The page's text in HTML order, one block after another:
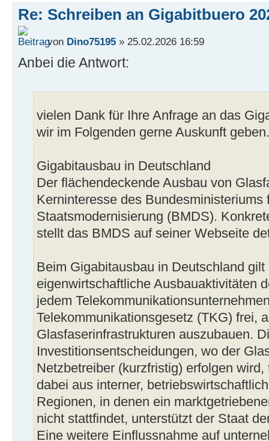
Re: Schreiben an Gigabitbuero
von Dino75195 » 25.02.2026 16:59
Anbei die Antwort:
vielen Dank für Ihre Anfrage an das
wir im Folgenden gerne Auskunft geben.
Gigabitausbau in Deutschland
Der flächendeckende Ausbau von
Kerninteresse des Bundesministeriums
Staatsmodernisierung (BMDS).
stellt das BMDS auf seiner Webseite
Beim Gigabitausbau in Deutschland
eigenwirtschaftliche Ausbauaktivitäten
jedem
Telekommunikationsgesetz (TKG) frei,
Glasfaserinfrastrukturen auszubauen.
Investitionsentscheidungen, wo der
Netzbetreiber (kurzfristig) erfolgen
dabei aus interner,
Regionen, in denen ein
nicht stattfindet, unterstützt der Staat
Eine weitere Einflussnahme auf